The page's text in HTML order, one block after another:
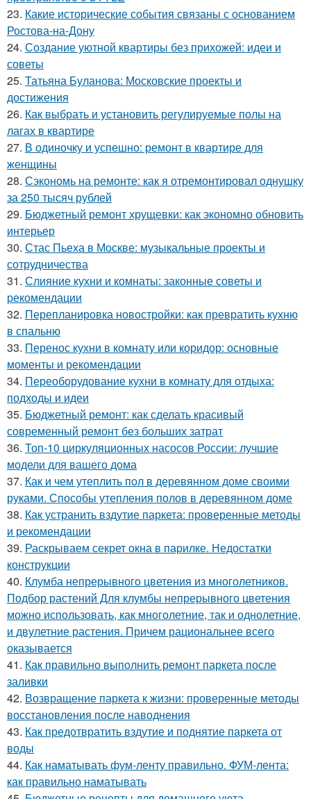
23. Какие исторические события связаны с основанием
Ростова-на-Дону
24. Создание уютной квартиры без прихожей: идеи и
советы
25. Татьяна Буланова: Московские проекты и
достижения
26. Как выбрать и установить регулируемые полы на
лагах в квартире
27. В одиночку и успешно: ремонт в квартире для
женщины
28. Сэкономь на ремонте: как я отремонтировал однушку
за 250 тысяч рублей
29. Бюджетный ремонт хрущевки: как экономно обновить
интерьер
30. Стас Пьеха в Москве: музыкальные проекты и
сотрудничества
31. Слияние кухни и комнаты: законные советы и
рекомендации
32. Перепланировка новостройки: как превратить кухню
в спальню
33. Перенос кухни в комнату или коридор: основные
моменты и рекомендации
34. Переоборудование кухни в комнату для отдыха:
подходы и идеи
35. Бюджетный ремонт: как сделать красивый
современный ремонт без больших затрат
36. Топ-10 циркуляционных насосов России: лучшие
модели для вашего дома
37. Как и чем утеплить пол в деревянном доме своими
руками. Способы утепления полов в деревянном доме
38. Как устранить вздутие паркета: проверенные методы
и рекомендации
39. Раскрываем секрет окна в парилке. Недостатки
конструкции
40. Клумба непрерывного цветения из многолетников.
Подбор растений Для клумбы непрерывного цветения
можно использовать, как многолетние, так и однолетние,
и двулетние растения. Причем рациональнее всего
оказывается
41. Как правильно выполнить ремонт паркета после
заливки
42. Возвращение паркета к жизни: проверенные методы
восстановления после наводнения
43. Как предотвратить вздутие и поднятие паркета от
воды
44. Как наматывать фум-ленту правильно. ФУМ-лента:
как правильно наматывать